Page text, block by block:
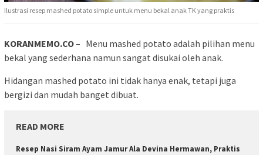
Ilustrasi resep mashed potato simple untuk menu bekal anak TK yang praktis
KORANMEMO.CO – Menu mashed potato adalah pilihan menu
bekal yang sederhana namun sangat disukai oleh anak.
Hidangan mashed potato ini tidak hanya enak, tetapi juga
bergizi dan mudah banget dibuat.
READ MORE
Resep Nasi Siram Ayam Jamur Ala Devina Hermawan, Praktis